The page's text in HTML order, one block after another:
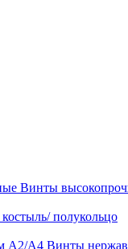
Винты
полукольцо
А2/А4 Винты